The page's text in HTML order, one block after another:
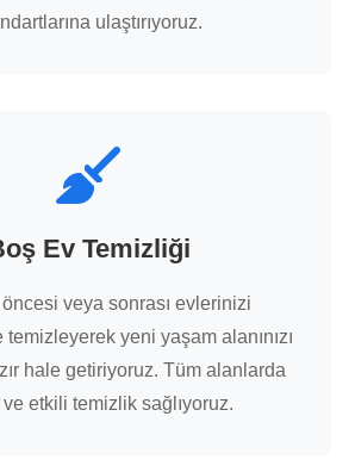
ulaştırıyoruz.
Ev Temizliği
öncesi veya sonrası evlerinizi
yeni yaşam alanınızı
hale getiriyoruz. Tüm alanlarda
ve etkili temizlik sağlıyoruz.